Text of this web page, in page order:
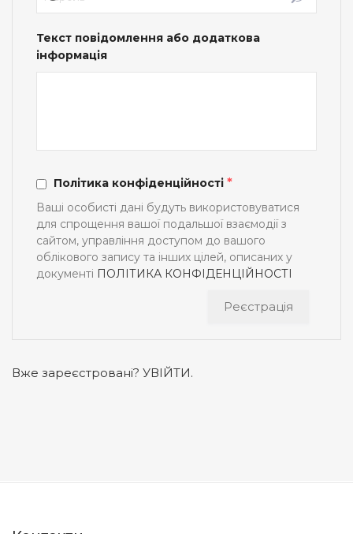
Текст повідомлення або додаткова
інформація
Політика конфіденційності *
Ваші особисті дані будуть використовуватися
для спрощення вашої подальшої взаємодії з
сайтом, управління доступом до вашого
облікового запису та інших цілей, описаних у
документі ПОЛІТИКА КОНФІДЕНЦІЙНОСТІ
Реєстрація
Вже зареєстровані? УВІЙТИ.